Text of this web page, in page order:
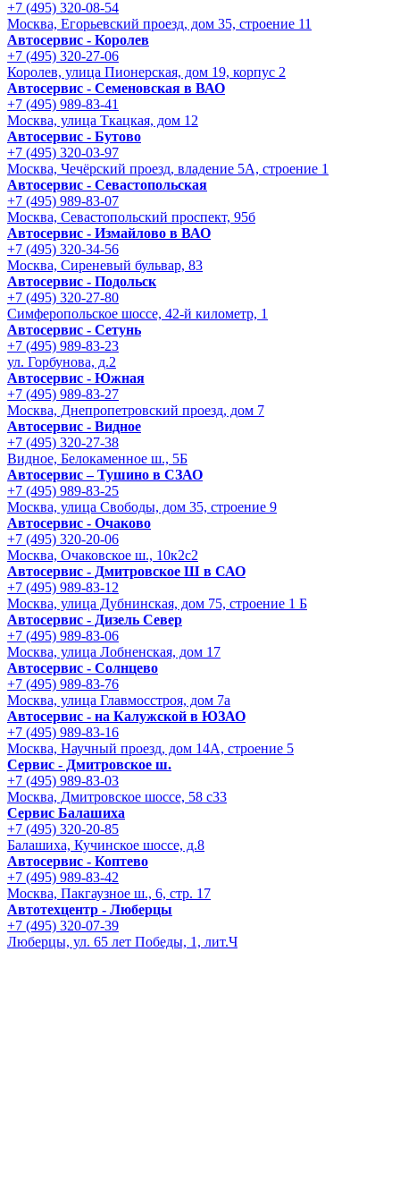
+7 (495) 320-08-54
Москва, Егорьевский проезд, дом 35, строение 11
Автосервис - Королев
+7 (495) 320-27-06
Королев, улица Пионерская, дом 19, корпус 2
Автосервис - Семеновская в ВАО
+7 (495) 989-83-41
Москва, улица Ткацкая, дом 12
Автосервис - Бутово
+7 (495) 320-03-97
Москва, Чечёрский проезд, владение 5А, строение 1
Автосервис - Cевастопольская
+7 (495) 989-83-07
Москва, Севастопольский проспект, 95б
Автосервис - Измайлово в ВАО
+7 (495) 320-34-56
Москва, Сиреневый бульвар, 83
Автосервис - Подольск
+7 (495) 320-27-80
Симферопольское шоссе, 42-й километр, 1
Автосервис - Сетунь
+7 (495) 989-83-23
ул. Горбунова, д.2
Автосервис - Южная
+7 (495) 989-83-27
Москва, Днепропетровский проезд, дом 7
Автосервис - Видное
+7 (495) 320-27-38
Видное, Белокаменное ш., 5Б
Автосервис – Тушино в СЗАО
+7 (495) 989-83-25
Москва, улица Свободы, дом 35, строение 9
Автосервис - Очаково
+7 (495) 320-20-06
Москва, Очаковское ш., 10к2с2
Автосервис - Дмитровское Ш в САО
+7 (495) 989-83-12
Москва, улица Дубнинская, дом 75, строение 1 Б
Автосервис - Дизель Север
+7 (495) 989-83-06
Москва, улица Лобненская, дом 17
Автосервис - Солнцево
+7 (495) 989-83-76
Москва, улица Главмосстроя, дом 7а
Автосервис - на Калужской в ЮЗАО
+7 (495) 989-83-16
Москва, Научный проезд, дом 14А, строение 5
Сервис - Дмитровское ш.
+7 (495) 989-83-03
Москва, Дмитровское шоссе, 58 с33
Сервис Балашиха
+7 (495) 320-20-85
Балашиха, Кучинское шоссе, д.8
Автосервис - Коптево
+7 (495) 989-83-42
Москва, Пакгаузное ш., 6, стр. 17
Автотехцентр - Люберцы
+7 (495) 320-07-39
Люберцы, ул. 65 лет Победы, 1, лит.Ч